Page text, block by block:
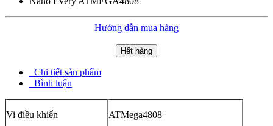
Hướng dẫn mua hàng
Hết hàng
Chi tiết sản phẩm
Bình luận
Vi điều khiển ATMega4808